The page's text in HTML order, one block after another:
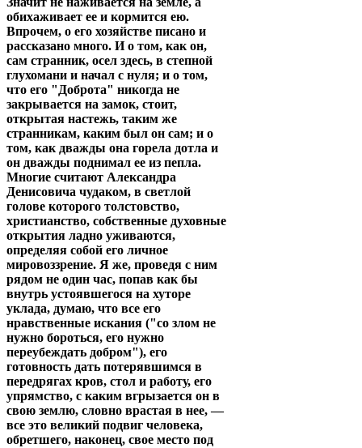
обихаживает ее и кормится ею.
Впрочем, о его хозяйстве писано и
рассказано много. И о том, как он,
сам странник, осел здесь, в степной
глухомани и начал с нуля; и о том,
что его "Доброта" никогда не
закрывается на замок, стоит,
открытая настежь, таким же
странникам, каким был он сам; и о
том, как дважды она горела дотла и
он дважды поднимал ее из пепла.
Многие считают Александра
Денисовича чудаком, в светлой
голове которого толстовство,
христианство, собственные духовные
открытия ладно уживаются,
определяя собой его личное
мировоззрение. Я же, проведя с ним
рядом не один час, попав как бы
внутрь устоявшегося на хуторе
уклада, думаю, что все его
нравственные искания ("со злом не
нужно бороться, его нужно
переубеждать добром"), его
готовность дать потерявшимся в
передрягах кров, стол и работу, его
упрямство, с каким вгрызается он в
свою землю, словно врастая в нее, —
все это великий подвиг человека,
обретшего, наконец, свое место под